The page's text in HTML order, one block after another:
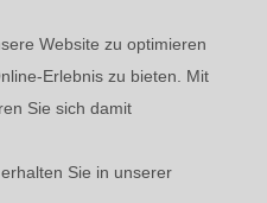
Cookies
Widerrufsrecht
Website zu optimieren
Erlebnis zu bieten. Mit
Sie sich damit
Sie in unserer